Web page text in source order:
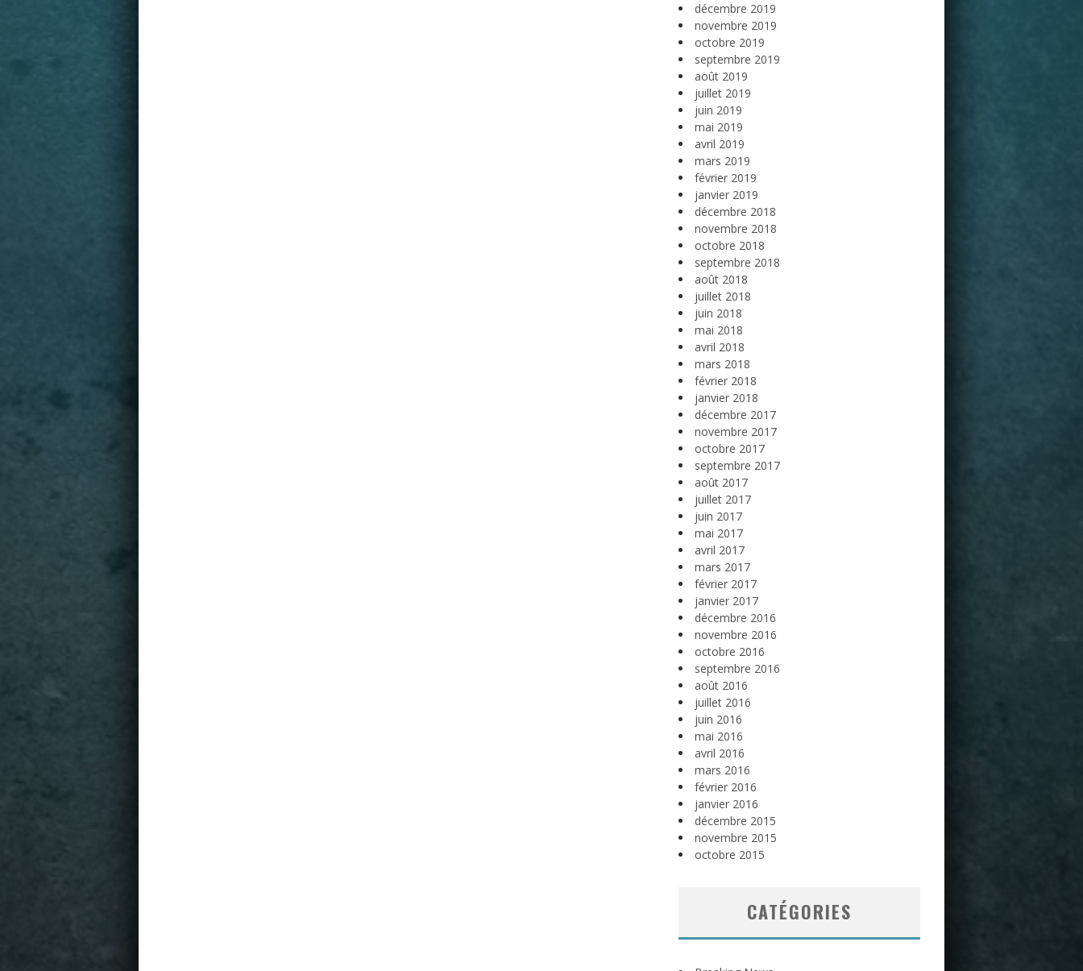
décembre 2019
novembre 2019
octobre 2019
septembre 2019
août 2019
juillet 2019
juin 2019
mai 2019
avril 2019
mars 2019
février 2019
janvier 2019
décembre 2018
novembre 2018
octobre 2018
septembre 2018
août 2018
juillet 2018
juin 2018
mai 2018
avril 2018
mars 2018
février 2018
janvier 2018
décembre 2017
novembre 2017
octobre 2017
septembre 2017
août 2017
juillet 2017
juin 2017
mai 2017
avril 2017
mars 2017
février 2017
janvier 2017
décembre 2016
novembre 2016
octobre 2016
septembre 2016
août 2016
juillet 2016
juin 2016
mai 2016
avril 2016
mars 2016
février 2016
janvier 2016
décembre 2015
novembre 2015
octobre 2015
CATÉGORIES